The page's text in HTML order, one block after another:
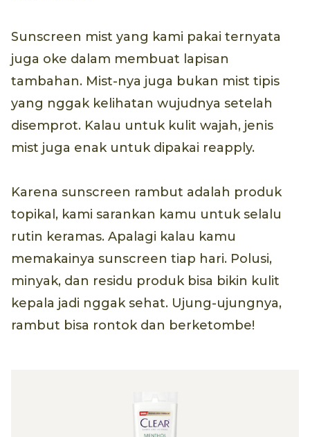
Sunscreen mist yang kami pakai ternyata
juga oke dalam membuat lapisan
tambahan. Mist-nya juga bukan mist tipis
yang nggak kelihatan wujudnya setelah
disemprot. Kalau untuk kulit wajah, jenis
mist juga enak untuk dipakai reapply.
Karena sunscreen rambut adalah produk
topikal, kami sarankan kamu untuk selalu
rutin keramas. Apalagi kalau kamu
memakainya sunscreen tiap hari. Polusi,
minyak, dan residu produk bisa bikin kulit
kepala jadi nggak sehat. Ujung-ujungnya,
rambut bisa rontok dan berketombe!